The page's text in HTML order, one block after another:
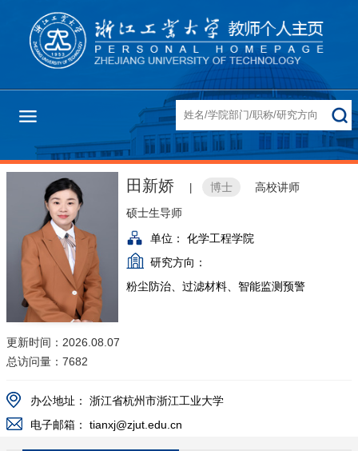
更新时间：2026.08.07
总访问量： 7682
田新娇 博士
高校讲师
硕士生导师
单位：
化学工程学院
研究方向：
粉尘防治、过滤材料、智能监测预警
办公地址：
浙江省杭州市浙江工业大学
电子邮箱：
tianxj@zjut.edu.cn